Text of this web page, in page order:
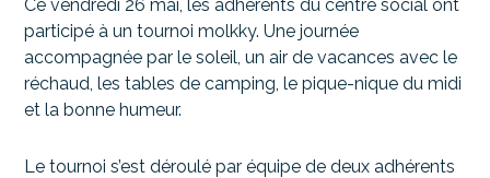
Ce vendredi 26 mai, les adhérents du centre social ont
participé à un tournoi molkky. Une journée
accompagnée par le soleil, un air de vacances avec le
réchaud, les tables de camping, le pique-nique du midi
et la bonne humeur.
Le tournoi s’est déroulé par équipe de deux adhérents